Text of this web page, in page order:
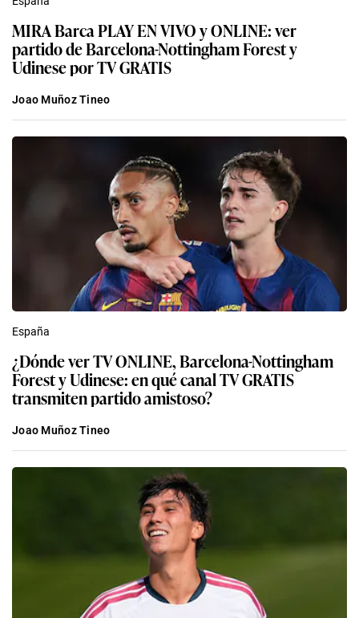
MIRA Barca PLAY EN VIVO y ONLINE: ver
partido de Barcelona-Nottingham Forest y
Udinese por TV GRATIS
Joao Muñoz Tineo
España
¿Dónde ver TV ONLINE, Barcelona-Nottingham
Forest y Udinese: en qué canal TV GRATIS
transmiten partido amistoso?
Joao Muñoz Tineo